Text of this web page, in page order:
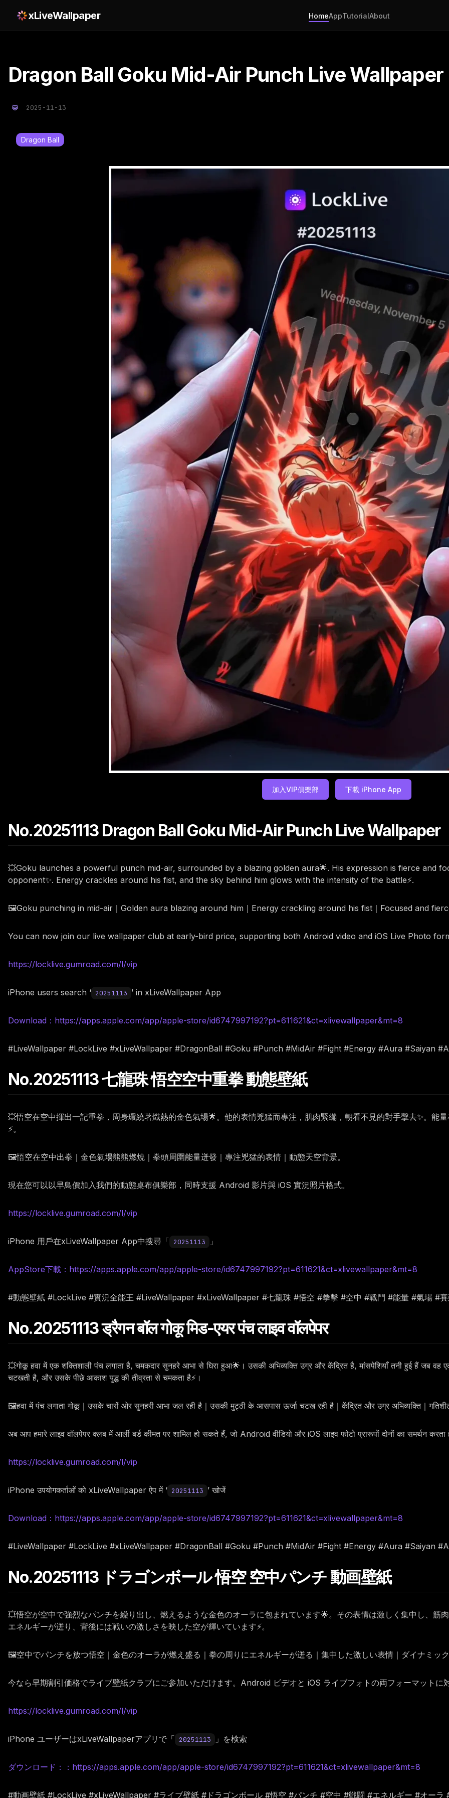
xLiveWallpaper HomeAppTutorialAbout
Dragon Ball Goku Mid-Air Punch Live Wallpaper
2025-11-13
Dragon Ball
加入VIP俱樂部 下載 iPhone App
No.20251113 Dragon Ball Goku Mid-Air Punch Live Wallpaper
💥Goku launches a powerful punch mid-air, surrounded by a blazing golden aura🌟. His expression is fierce and
opponent✨. Energy crackles around his fist, and the sky behind him glows with the intensity of the battle⚡.
🖼️Goku punching in mid-air｜Golden aura blazing around him｜Energy crackling around his fist｜Focused and
You can now join our live wallpaper club at early-bird price, supporting both Android video and iOS Live Photo
https://locklive.gumroad.com/l/vip
iPhone users search ‘ 20251113 ’ in xLiveWallpaper App
Download：https://apps.apple.com/app/apple-store/id6747997192?pt=611621&ct=xlivewallpaper&mt=8
#LiveWallpaper #LockLive #xLiveWallpaper #DragonBall #Goku #Punch #MidAir #Fight #Energy #Aura #Saiyan
No.20251113 七龍珠 悟空空中重拳 動態壁紙
💥悟空在空中揮出一記重拳，周身環繞著熾熱的金色氣場🌟。他的表情兇猛而專注，肌肉緊繃，朝看不見的對手擊去✨。能
⚡。
🖼️悟空在空中出拳｜金色氣場熊熊燃燒｜拳頭周圍能量迸發｜專注兇猛的表情｜動態天空背景。
現在您可以以早鳥價加入我們的動態桌布俱樂部，同時支援 Android 影片與 iOS 實況照片格式。
https://locklive.gumroad.com/l/vip
iPhone 用戶在xLiveWallpaper App中搜尋「 20251113 」
AppStore下載：https://apps.apple.com/app/apple-store/id6747997192?pt=611621&ct=xlivewallpaper&mt=8
#動態壁紙 #LockLive #實況全能王 #LiveWallpaper #xLiveWallpaper #七龍珠 #悟空 #拳擊 #空中 #戰鬥 #能量 #氣場 #
No.20251113 ड्रैगन बॉल गोकू मिड-एयर पंच लाइव वॉलपेपर
💥गोकू हवा में एक शक्तिशाली पंच लगाता है, चमकदार सुनहरे आभा से घिरा हुआ🌟। उसकी अभिव्यक्ति उग्र और केंद्रित है, मांसपेशियाँ तनी हुई हैं जब वह
चटखती है, और उसके पीछे आकाश युद्ध की तीव्रता से चमकता है⚡।
🖼️हवा में पंच लगाता गोकू｜उसके चारों ओर सुनहरी आभा जल रही है｜उसकी मुट्ठी के आसपास ऊर्जा चटख रही है｜केंद्रित और उग्र अभिव्यक्ति｜
अब आप हमारे लाइव वॉलपेपर क्लब में आर्ली बर्ड कीमत पर शामिल हो सकते हैं, जो Android वीडियो और iOS लाइव फोटो प्रारूपों दोनों का समर्थन करता
https://locklive.gumroad.com/l/vip
iPhone उपयोगकर्ताओं को xLiveWallpaper ऐप में ‘ 20251113 ’ खोजें
Download：https://apps.apple.com/app/apple-store/id6747997192?pt=611621&ct=xlivewallpaper&mt=8
#LiveWallpaper #LockLive #xLiveWallpaper #DragonBall #Goku #Punch #MidAir #Fight #Energy #Aura #Saiyan
No.20251113 ドラゴンボール 悟空 空中パンチ 動画壁紙
💥悟空が空中で強烈なパンチを繰り出し、燃えるような金色のオーラに包まれています🌟。その表情は激しく集中し、筋
エネルギーが迸り、背後には戦いの激しさを映した空が輝いています⚡。
🖼️空中でパンチを放つ悟空｜金色のオーラが燃え盛る｜拳の周りにエネルギーが迸る｜集中した激しい表情｜ダイナミック
今なら早期割引価格でライブ壁紙クラブにご参加いただけます。Android ビデオと iOS ライブフォトの両フォーマットに
https://locklive.gumroad.com/l/vip
iPhone ユーザーはxLiveWallpaperアプリで「 20251113 」を検索
ダウンロード：：https://apps.apple.com/app/apple-store/id6747997192?pt=611621&ct=xlivewallpaper&mt=8
#動画壁紙 #LockLive #xLiveWallpaper #ライブ壁紙 #ドラゴンボール #悟空 #パンチ #空中 #戦闘 #エネルギー #オーラ